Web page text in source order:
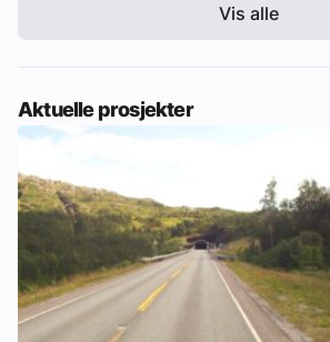
Vis alle
Aktuelle prosjekter